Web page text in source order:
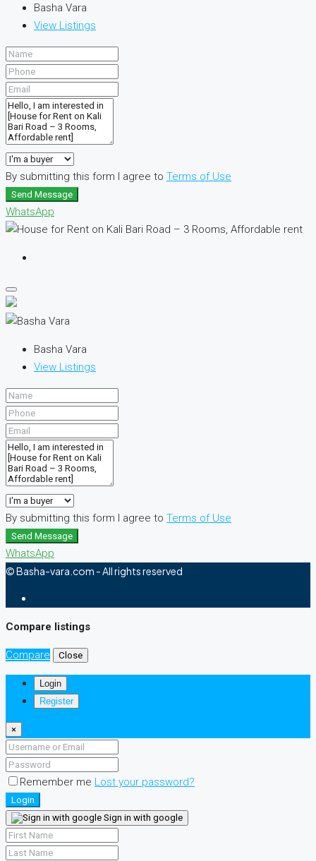
Basha Vara
View Listings
By submitting this form I agree to Terms of Use
Send Message
WhatsApp
Basha Vara
View Listings
By submitting this form I agree to Terms of Use
Send Message
WhatsApp
© Basha-vara.com - All rights reserved
Compare listings
Compare Close
Login
Register
×
Remember me Lost your password?
Login
Sign in with google